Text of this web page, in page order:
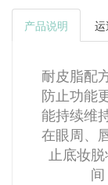
产品说明
耐皮脂配
防止功能
能持续维
在眼周、
止底妆